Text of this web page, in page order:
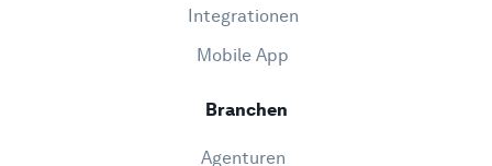
Integrationen
Mobile App
Branchen
Agenturen